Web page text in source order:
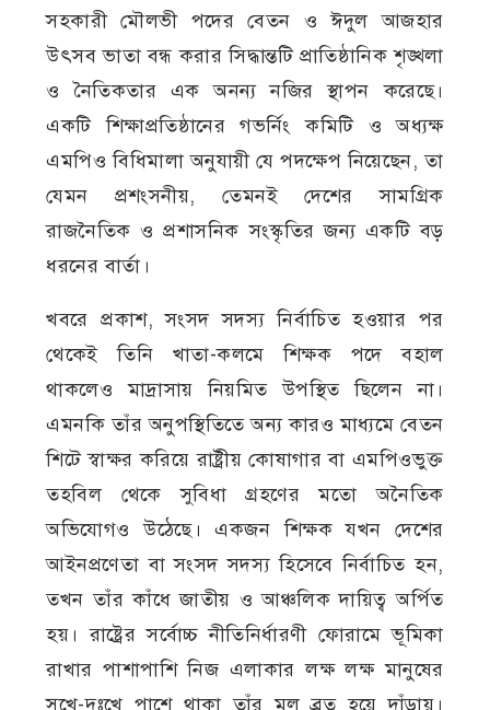
সহকারী মৌলভী পদের বেতন ও ঈদুল আজহার
উৎসব ভাতা বন্ধ করার সিদ্ধান্তটি প্রাতিষ্ঠানিক শৃঙ্খলা
ও নৈতিকতার এক অনন্য নজির স্থাপন করেছে।
একটি শিক্ষাপ্রতিষ্ঠানের গভর্নিং কমিটি ও অধ্যক্ষ
এমপিও বিধিমালা অনুযায়ী যে পদক্ষেপ নিয়েছেন, তা
যেমন প্রশংসনীয়, তেমনই দেশের সামগ্রিক
রাজনৈতিক ও প্রশাসনিক সংস্কৃতির জন্য একটি বড়
ধরনের বার্তা।
খবরে প্রকাশ, সংসদ সদস্য নির্বাচিত হওয়ার পর
থেকেই তিনি খাতা-কলমে শিক্ষক পদে বহাল
থাকলেও মাদ্রাসায় নিয়মিত উপস্থিত ছিলেন না।
এমনকি তাঁর অনুপস্থিতিতে অন্য কারও মাধ্যমে বেতন
শিটে স্বাক্ষর করিয়ে রাষ্ট্রীয় কোষাগার বা এমপিওভুক্ত
তহবিল থেকে সুবিধা গ্রহণের মতো অনৈতিক
অভিযোগও উঠেছে। একজন শিক্ষক যখন দেশের
আইনপ্রণেতা বা সংসদ সদস্য হিসেবে নির্বাচিত হন,
তখন তাঁর কাঁধে জাতীয় ও আঞ্চলিক দায়িত্ব অর্পিত
হয়। রাষ্ট্রের সর্বোচ্চ নীতিনির্ধারণী ফোরামে ভূমিকা
রাখার পাশাপাশি নিজ এলাকার লক্ষ লক্ষ মানুষের
সুখে-দুঃখে পাশে থাকা তাঁর মূল ব্রত হয়ে দাঁড়ায়।